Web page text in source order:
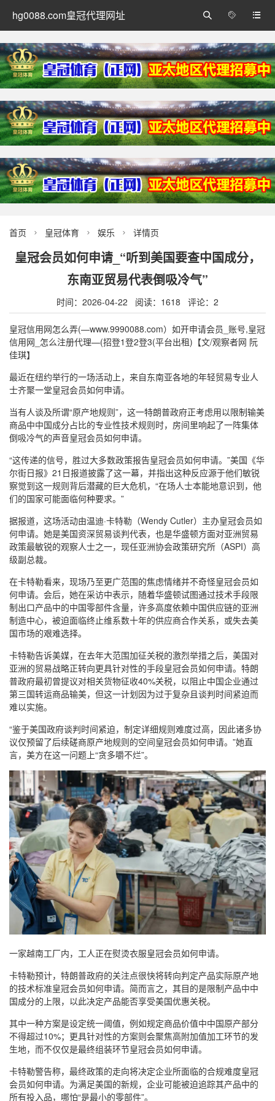
hg0088.com皇冠代理网址 


首页  皇冠体育  娱乐  详情页
皇冠会员如何申请_“听到美国要查中国成分，
东南亚贸易代表倒吸冷气”
时间：2026-04-22 阅读：1618 评论：2
皇冠信用网怎么弄(—www.9990088.com）如开申请会员_账号,皇冠
信用网_怎么注册代理—(招登1登2登3(平台出租)【文/观察者网 阮
佳琪】
最近在纽约举行的一场活动上，来自东南亚各地的年轻贸易专业人
士齐聚一堂皇冠会员如何申请。
当有人谈及所谓“原产地规则”，这一特朗普政府正考虑用以限制输美
商品中中国成分占比的专业性技术规则时，房间里响起了一阵集体
倒吸冷气的声音皇冠会员如何申请。
“这传递的信号，胜过大多数政策报告皇冠会员如何申请。”美国《华
尔街日报》21日报道披露了这一幕，并指出这种反应源于他们敏锐
察觉到这一规则背后潜藏的巨大危机，“在场人士本能地意识到，他
们的国家可能面临何种要求。”
据报道，这场活动由温迪·卡特勒（Wendy Cutler）主办皇冠会员如
何申请。她是美国资深贸易谈判代表，也是华盛顿方面对亚洲贸易
政策最敏锐的观察人士之一，现任亚洲协会政策研究所（ASPI）高
级副总裁。
在卡特勒看来，现场乃至更广范围的焦虑情绪并不奇怪皇冠会员如
何申请。会后，她在采访中表示，随着华盛顿试图通过技术手段限
制出口产品中的中国零部件含量，许多高度依赖中国供应链的亚洲
制造中心，被迫面临终止维系数十年的供应商合作关系，或失去美
国市场的艰难选择。
卡特勒告诉美媒，在去年大范围加征关税的激烈举措之后，美国对
亚洲的贸易战略正转向更具针对性的手段皇冠会员如何申请。特朗
普政府最初曾提议对相关货物征收40%关税，以阻止中国企业通过
第三国转运商品输美，但这一计划因为过于复杂且谈判时间紧迫而
难以实施。
“鉴于美国政府谈判时间紧迫，制定详细规则难度过高，因此诸多协
议仅预留了后续磋商原产地规则的空间皇冠会员如何申请。”她直
言，美方在这一问题上“贪多嚼不烂”。
一家越南工厂内，工人正在熨烫衣服皇冠会员如何申请。
卡特勒预计，特朗普政府的关注点很快将转向判定产品实际原产地
的技术标准皇冠会员如何申请。简而言之，其目的是限制产品中中
国成分的上限，以此决定产品能否享受美国优惠关税。
其中一种方案是设定统一阈值，例如规定商品价值中中国原产部分
不得超过10%；更具针对性的方案则会聚焦高附加值加工环节的发
生地，而不仅仅是最终组装环节皇冠会员如何申请。
卡特勒警告称，最终政策的走向将决定企业所面临的合规难度皇冠
会员如何申请。为满足美国的新规，企业可能被迫追踪其产品中的
所有投入品，哪怕“是最小的零部件”。